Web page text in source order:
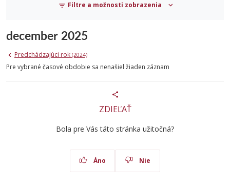
Filtre a možnosti zobrazenia
december 2025
Predchádzajúci rok (2024)
Pre vybrané časové obdobie sa nenašiel žiaden záznam
ZDIEĽAŤ
Bola pre Vás táto stránka užitočná?
Áno Nie